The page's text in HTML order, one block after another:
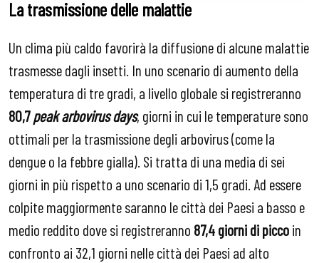
La trasmissione delle malattie
Un clima più caldo favorirà la diffusione di alcune malattie
trasmesse dagli insetti. In uno scenario di aumento della
temperatura di tre gradi, a livello globale si registreranno
80,7peak arbovirus days, giorni in cui le temperature sono
ottimali per la trasmissione degli arbovirus (come la
dengue o la febbre gialla). Si tratta di una media di sei
giorni in più rispetto a uno scenario di 1,5 gradi. Ad essere
colpite maggiormente saranno le città dei Paesi a basso e
medio reddito dove si registreranno 87,4 giorni di piccoin
confronto ai 32,1 giorni nelle città dei Paesi ad alto